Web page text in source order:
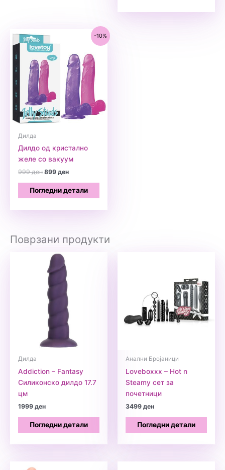
-10%
Дилда
Дилдо од кристално
желе со вакуум
999денOriginal
was:
999 ден.
899денCurrent
is:
899 ден.
Погледни детали
Поврзани продукти
Дилда
Addiction – Fantasy
Силиконско дилдо 17.7
цм
1999ден
Погледни детали
Анални Бројаници
Loveboxxx – Hot n
Steamy сет за
почетници
3499ден
Погледни детали